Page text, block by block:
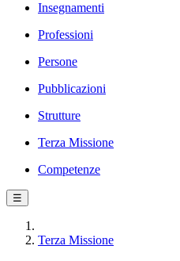
Insegnamenti
Professioni
Persone
Pubblicazioni
Strutture
Terza Missione
Competenze
☰
Terza Missione